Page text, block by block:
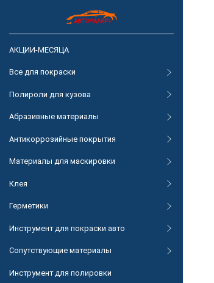
АКЦИИ-МЕСЯЦА
Все для покраски
Полироли для кузова
Абразивные материалы
Антикоррозийные покрытия
Материалы для маскировки
Клея
Герметики
Инструмент для покраски авто
Сопутствующие материалы
Инструмент для полировки